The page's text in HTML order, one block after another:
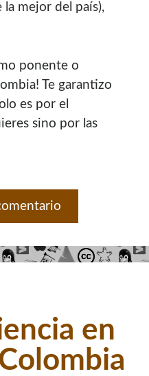
la mejor del país),
ponente o
Te garantizo
es por el
sino por las
en